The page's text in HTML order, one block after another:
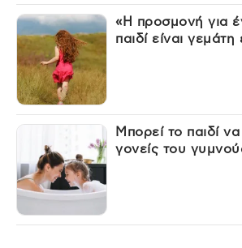
«Η προσμονή για
παιδί είναι γεμάτη
Μπορεί το παιδί
γονείς του